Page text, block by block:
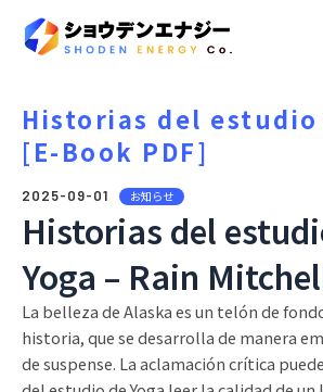
Historias del estudio
[E-Book PDF]
2025-09-01 お知らせ
Historias del
Yoga – Rain
La belleza de Alaska es un telón de
historia, que se desarrolla de manera
de suspense. La aclamación crítica